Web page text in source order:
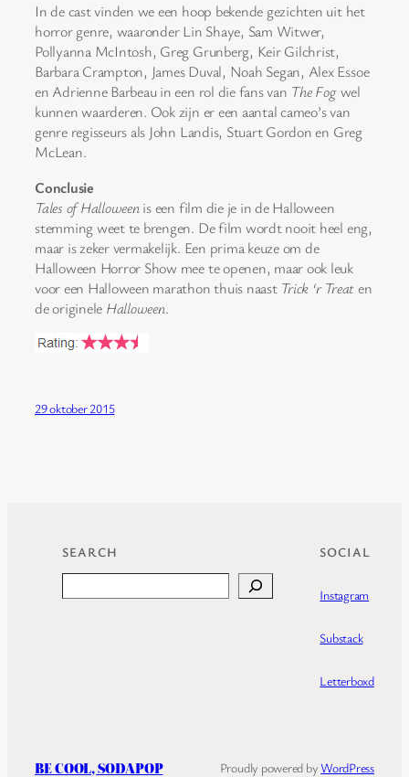
In de cast vinden we een hoop bekende gezichten uit het
horror genre, waaronder Lin Shaye, Sam Witwer,
Pollyanna McIntosh, Greg Grunberg, Keir Gilchrist,
Barbara Crampton, James Duval, Noah Segan, Alex Essoe
en Adrienne Barbeau in een rol die fans van The Fogwel
kunnen waarderen. Ook zijn er een aantal cameo’s van
genre regisseurs als John Landis, Stuart Gordon en Greg
McLean.
Conclusie
Tales of Halloweenis een film die je in de Halloween
stemming weet te brengen. De film wordt nooit heel eng,
maar is zeker vermakelijk. Een prima keuze om de
Halloween Horror Show mee te openen, maar ook leuk
voor een Halloween marathon thuis naast Trick ‘r Treaten
de originele Halloween.
29 oktober 2015
SEARCH SOCIAL
Instagram
Substack
Letterboxd
BE COOL, SODAPOP Proudly powered byWordPress